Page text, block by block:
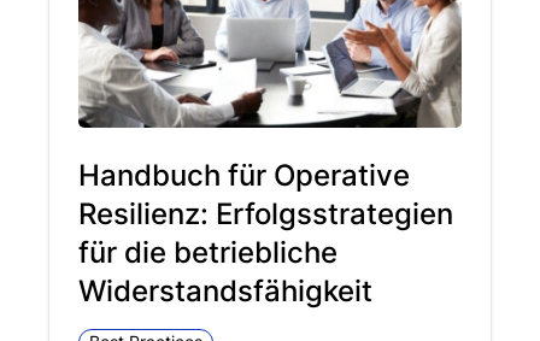
Handbuch für Operative
Resilienz: Erfolgsstrategien
für die betriebliche
Widerstandsfähigkeit